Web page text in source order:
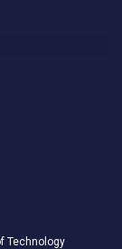
Technology